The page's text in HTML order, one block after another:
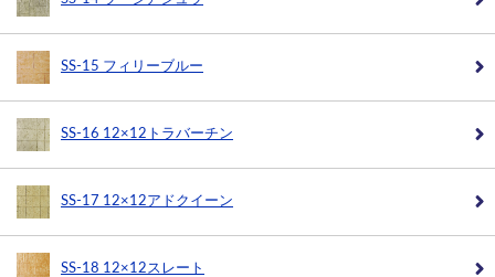
SS-15 フィリーブルー
SS-16 12×12トラバーチン
SS-17 12×12アドクイーン
SS-18 12×12スレート